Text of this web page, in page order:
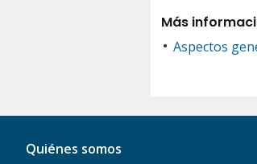
Más
Aspectos
Quiénes somos